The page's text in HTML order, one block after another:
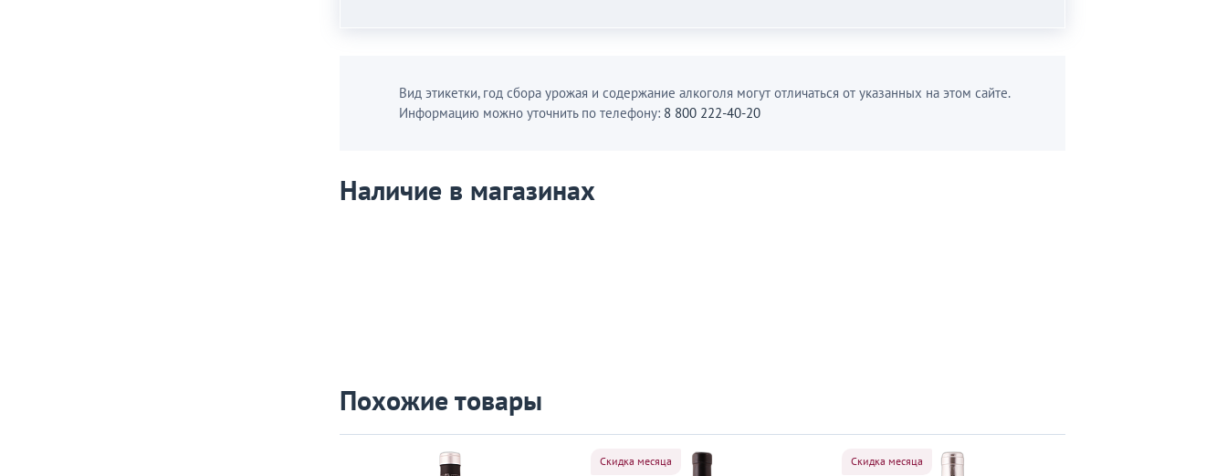
Вид этикетки, год сбора урожая и содержание алкоголя могут отличаться от указанных на этом сайте.
Информацию можно уточнить по телефону: 8 800 222-40-20
Наличие в магазинах
Похожие товары
Скидка месяца Скидка месяца